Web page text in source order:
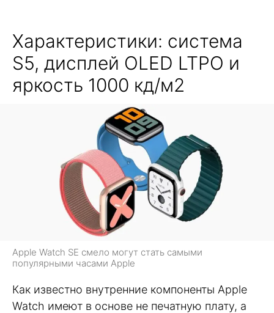
Характеристики: система
S5, дисплей OLED LTPO и
яркость 1000 кд/м2
Apple Watch SE смело могут стать самыми
популярными часами Apple
Как известно внутренние компоненты Apple
Watch имеют в основе не печатную плату, а